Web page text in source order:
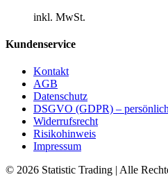
inkl. MwSt.
Kundenservice
Kontakt
AGB
Datenschutz
DSGVO (GDPR) –
Widerrufsrecht
Risikohinweis
Impressum
© 2026 Statistic Trading | Alle